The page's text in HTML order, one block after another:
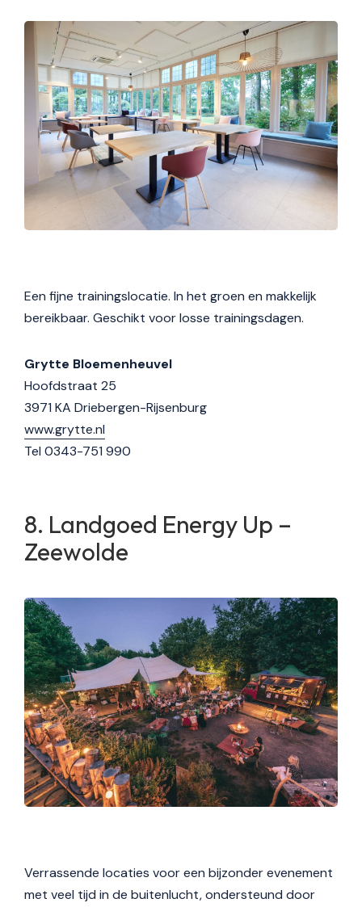
Een fijne trainingslocatie. In het groen en makkelijk
bereikbaar. Geschikt voor losse trainingsdagen.
Grytte Bloemenheuvel
Hoofdstraat 25
3971 KA Driebergen-Rijsenburg
www.grytte.nl
Tel 0343-751 990
Landgoed Energy Up –
Zeewolde
Verrassende locaties voor een bijzonder evenement
met veel tijd in de buitenlucht, ondersteund door